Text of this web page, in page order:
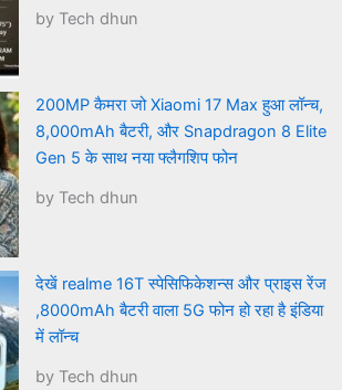
by Tech dhun
200MP कैमरा जो Xiaomi 17 Max हुआ लॉन्च,
8,000mAh बैटरी, और Snapdragon 8 Elite
Gen 5 के साथ नया फ्लैगशिप फोन
by Tech dhun
देखें realme 16T स्पेसिफिकेशन्स और प्राइस रेंज
,8000mAh बैटरी वाला 5G फोन हो रहा है इंडिया
में लॉन्च
by Tech dhun